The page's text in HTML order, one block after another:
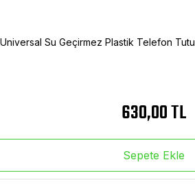
Su Geçirmez Plastik Telefon
630,00 TL
Sepete Ekle